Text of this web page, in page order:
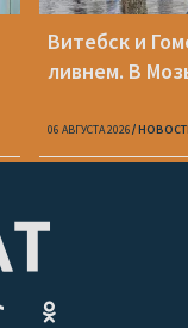
Витебск и
ливнем. В
06 АВГУСТА 2026